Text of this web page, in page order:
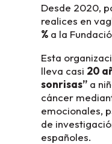
Desde 2020,
realices en
% a la
Esta
lleva casi 20
sonrisas” a
cáncer
emocionales,
de
españoles.